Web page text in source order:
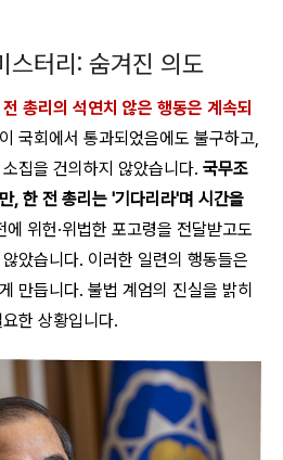
스터리: 숨겨진 의도
총리의 석연치 않은 행동은 계속되
국회에서 통과되었음에도 불구하고,
집을 건의하지 않았습니다. 국무조
, 한 전 총리는 '기다리라'며 시간을
에 위헌·위법한 포고령을 전달받고도
았습니다. 이러한 일련의 행동들은
만듭니다. 불법 계엄의 진실을 밝히
한 상황입니다.